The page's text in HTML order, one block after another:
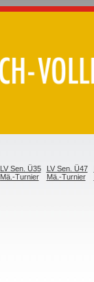
LV Sen. Ü35
Mä.-Turnier
LV Sen. Ü47
Mä.-Turnier